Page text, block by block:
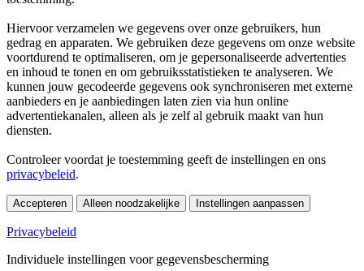
Hiervoor verzamelen we gegevens over onze gebruikers, hun
gedrag en apparaten. We gebruiken deze gegevens om onze website
voortdurend te optimaliseren, om je gepersonaliseerde advertenties
en inhoud te tonen en om gebruiksstatistieken te analyseren. We
kunnen jouw gecodeerde gegevens ook synchroniseren met externe
aanbieders en je aanbiedingen laten zien via hun online
advertentiekanalen, alleen als je zelf al gebruik maakt van hun
diensten.
Controleer voordat je toestemming geeft de instellingen en ons
privacybeleid.
Accepteren Alleen noodzakelijke Instellingen aanpassen
Privacybeleid
Individuele instellingen voor gegevensbescherming